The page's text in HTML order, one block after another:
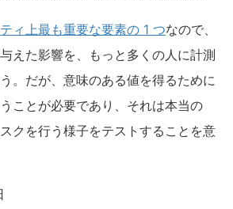
ィ上最も重要な要素の 1 つなので、
えた影響を、もっと多くの人に計測
。だが、意味のある値を得るために
ことが必要であり、それは本当の
クを行う様子をテストすることを意